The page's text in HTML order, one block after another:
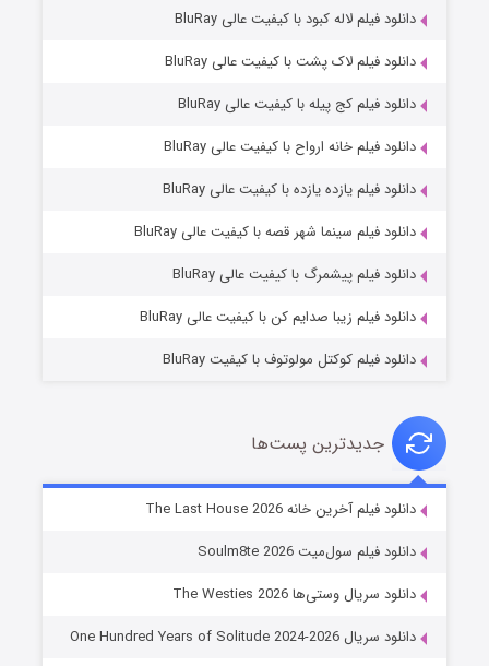
خاندان اژدها فصل ۳
دانلود فیلم لاله کبود با کیفیت عالی BluRay
دانلود فیلم لاک پشت با کیفیت عالی BluRay
دانلود فیلم کج‌ پیله با کیفیت عالی BluRay
دانلود فیلم خانه ارواح با کیفیت عالی BluRay
دانلود فیلم یازده یازده با کیفیت عالی BluRay
دانلود فیلم سینما شهر قصه با کیفیت عالی BluRay
دانلود فیلم پیشمرگ با کیفیت عالی BluRay
دانلود فیلم زیبا صدایم کن با کیفیت عالی BluRay
دانلود فیلم کوکتل مولوتوف با کیفیت BluRay
جدیدترین پست‌ها
دانلود فیلم آخرین خانه The Last House 2026
دانلود فیلم سول‌میت Soulm8te 2026
دانلود سریال وستی‌ها The Westies 2026
دانلود سریال One Hundred Years of Solitude 2024-2026